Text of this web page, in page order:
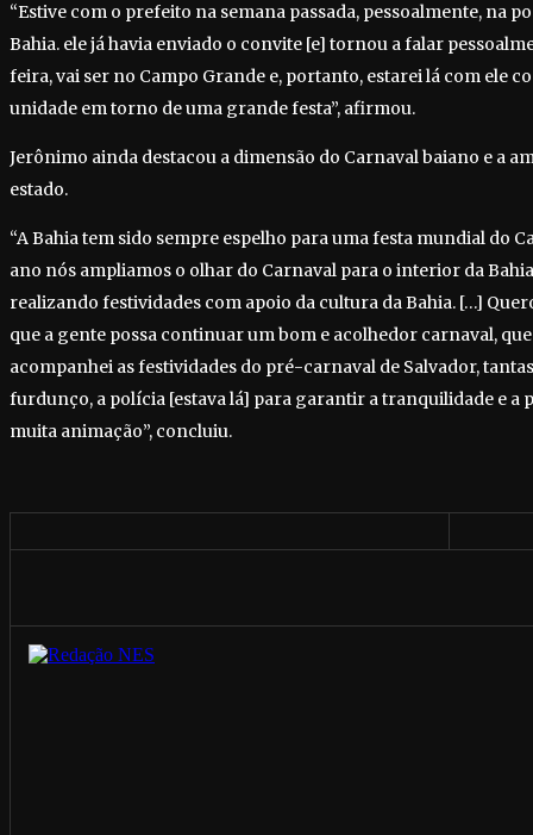
“Estive com o prefeito na semana passada, pessoalmente, na
Bahia. ele já havia enviado o convite [e] tornou a falar
feira, vai ser no Campo Grande e, portanto, estarei lá com ele
unidade em torno de uma grande festa”, afirmou.
Jerônimo ainda destacou a dimensão do Carnaval baiano e a
estado.
“A Bahia tem sido sempre espelho para uma festa mundial do
ano nós ampliamos o olhar do Carnaval para o interior da
realizando festividades com apoio da cultura da Bahia. […]
que a gente possa continuar um bom e acolhedor carnaval,
acompanhei as festividades do pré-carnaval de Salvador,
furdunço, a polícia [estava lá] para garantir a tranquilidade e a
muita animação”, concluiu.